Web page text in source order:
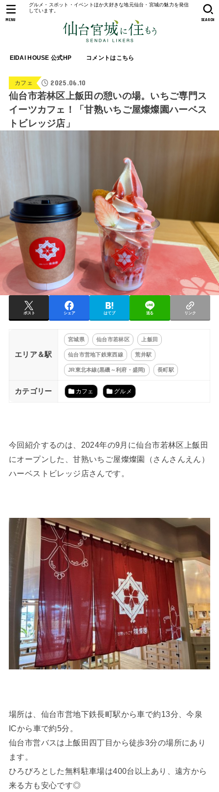
グルメ・スポット・イベントほか大好きな地元仙台・宮城の魅力を発信
しています。
EIDAI HOUSE 公式HP コメントはこちら
SEARCH
MENU
カフェ 2025.06.10
仙台市若林区上飯田の憩いの場。いちご専門ス
イーツカフェ！「甘熟いちご屋燦燦園ハーベス
トビレッジ店」
ポスト シェア はてブ 送る リンク
エリア＆駅
宮城県 仙台市若林区 上飯田
仙台市営地下鉄東西線 荒井駅
JR東北本線(黒磯～利府・盛岡) 長町駅
カテゴリー カフェ グルメ
今回紹介するのは、2024年の9月に仙台市若林区上飯田
にオープンした、甘熟いちご屋燦燦園（さんさんえん）
ハーベストビレッジ店さんです。
場所は、仙台市営地下鉄長町駅から車で約13分、今泉
ICから車で約5分。
仙台市営バスは上飯田四丁目から徒歩3分の場所にあり
ます。
ひろびろとした無料駐車場は400台以上あり、遠方から
来る方も安心です◎